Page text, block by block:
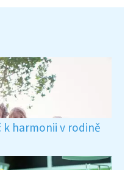
k harmonii v rodině